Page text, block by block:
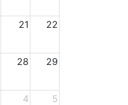
21 22
28 29
4 5